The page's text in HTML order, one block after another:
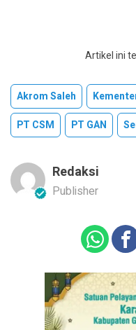
Artikel ini
Akrom Saleh
PT CSM
PT GAN
Redaksi
Publisher